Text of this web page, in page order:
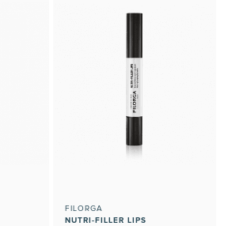
FILORGA
NUTRI-FILLER LIPS